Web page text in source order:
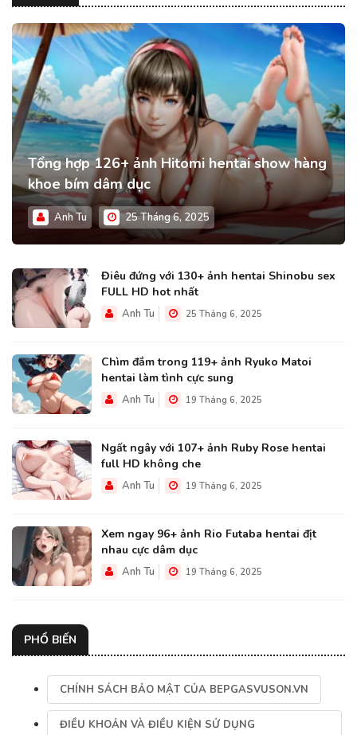
Tổng hợp 126+ ảnh Hitomi hentai show hàng
khoe bím dâm dục
Anh Tu 25 Tháng 6, 2025
Điêu đứng với 130+ ảnh hentai Shinobu sex
FULL HD hot nhất
Anh Tu 25 Tháng 6, 2025
Chìm đắm trong 119+ ảnh Ryuko Matoi
hentai làm tình cực sung
Anh Tu 19 Tháng 6, 2025
Ngất ngây với 107+ ảnh Ruby Rose hentai
full HD không che
Anh Tu 19 Tháng 6, 2025
Xem ngay 96+ ảnh Rio Futaba hentai địt
nhau cực dâm dục
Anh Tu 19 Tháng 6, 2025
PHỔ BIẾN
CHÍNH SÁCH BẢO MẬT CỦA BEPGASVUSON.VN
ĐIỀU KHOẢN VÀ ĐIỀU KIỆN SỬ DỤNG